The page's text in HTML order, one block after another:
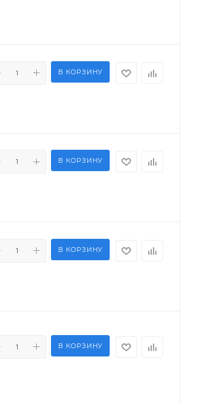
В КОРЗИНУ
В КОРЗИНУ
В КОРЗИНУ
В КОРЗИНУ